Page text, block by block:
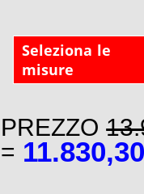
Seleziona le
misure
PREZZO
=